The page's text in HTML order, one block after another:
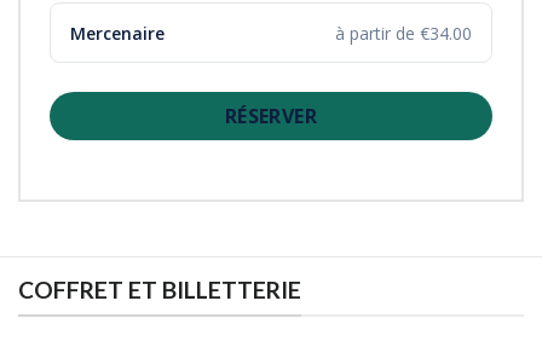
Mercenaire à partir de €34.00
RÉSERVER
COFFRET ET BILLETTERIE